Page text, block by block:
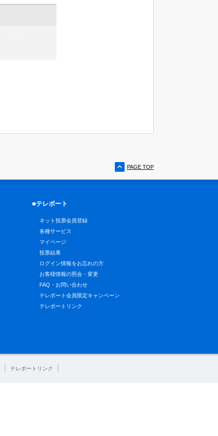
PAGE TOP
■テレボート
ネット投票会員登録
各種サービス
マイページ
投票結果
ログイン情報をお忘れの方
お客様情報の照会・変更
FAQ・お問い合わせ
テレボート会員限定キャンペーン
テレボートリンク
テレボートリンク